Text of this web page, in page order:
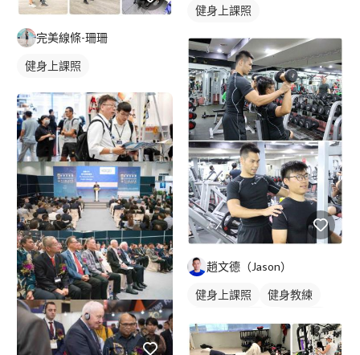
完美線條-珊珊
健身上課照
健身上課照
趙文德（Jason）
健身上課照
健身教練
重訓課程
健身課程